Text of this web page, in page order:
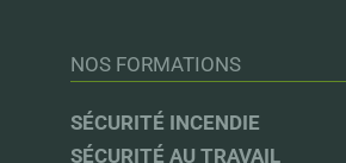
NOS FORMATIONS
SÉCURITÉ INCENDIE
SÉCURITÉ AU TRAVAIL